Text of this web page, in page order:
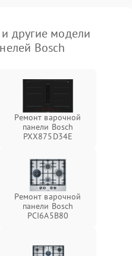
другие модели
Bosch
Ремонт варочной
панели Bosch
PXX875D34E
Ремонт варочной
панели Bosch
PCI6A5B80